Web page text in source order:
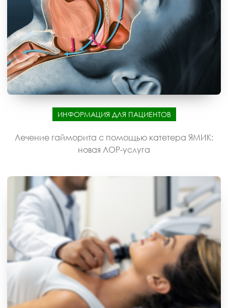
ИНФОРМАЦИЯ ДЛЯ ПАЦИЕНТОВ
Лечение гайморита с помощью катетера ЯМИК:
новая ЛОР-услуга